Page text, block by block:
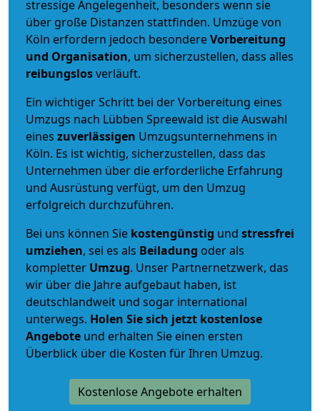
stressige Angelegenheit, besonders wenn sie
über große Distanzen stattfinden. Umzüge von
Köln erfordern jedoch besondereVorbereitung
und Organisation, um sicherzustellen, dass alles
reibungslosverläuft.
Ein wichtiger Schritt bei der Vorbereitung eines
Umzugs nach Lübben Spreewald ist die Auswahl
eines zuverlässigen Umzugsunternehmens in
Köln. Es ist wichtig, sicherzustellen, dass das
Unternehmen über die erforderliche Erfahrung
und Ausrüstung verfügt, um den Umzug
erfolgreich durchzuführen.
Bei uns können Sie kostengünstig und stressfrei
umziehen, sei es als Beiladung oder als
kompletter Umzug. Unser Partnernetzwerk, das
wir über die Jahre aufgebaut haben, ist
deutschlandweit und sogar international
unterwegs. Holen Sie sich jetzt kostenlose
Angebote und erhalten Sie einen ersten
Überblick über die Kosten für Ihren Umzug.
Kostenlose Angebote erhalten